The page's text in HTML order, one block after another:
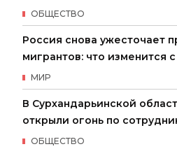
ОБЩЕСТВО
Россия снова ужесточает
мигрантов: что изменится
МИР
В Сурхандарьинской
открыли огонь по
ОБЩЕСТВО